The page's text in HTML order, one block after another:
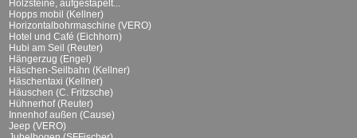
Holzsteine, aufgestapelt...
Hopps mobil (Kellner)
Horizontalbohrmaschine (VERO)
Hotel und Café (Eichhorn)
Hubi am Seil (Reuter)
Hängerzug (Engel)
Häschen-Seilbahn (Kellner)
Häschentaxi (Kellner)
Häuschen (C. Fritzsche)
Hühnerhof (Reuter)
Innenhof außen (Cause)
Jeep (VERO)